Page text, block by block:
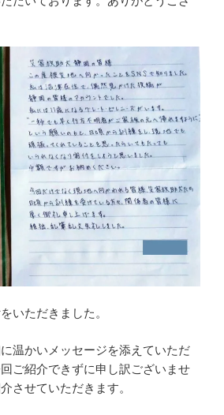
いただきました。
温かいメッセージを添えていただ
ご紹介できずに申し訳ございませ
させていただきます。